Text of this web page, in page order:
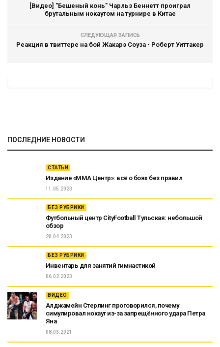
[Видео] "Бешеный конь" Чарльз Беннетт проиграл
брутальным нокаутом на турнире в Китае
СЛЕДУЮЩАЯ ЗАПИСЬ
Реакция в твиттере на бой Жакарэ Соуза - Роберт Уиттакер
ПОСЛЕДНИЕ НОВОСТИ
СТАТЬИ
Издание «ММА Центр»: всё о боях без правил
11.05.2023
БЕЗ РУБРИКИ
Футбольный центр CityFootball Тульская: небольшой
обзор
20.04.2023
БЕЗ РУБРИКИ
Инвентарь для занятий гимнастикой
06.02.2023
ВИДЕО
Алджамейн Стерлинг проговорился, почему
симулировал нокаут из-за запрещённого удара Петра
Яна
08.03.2021